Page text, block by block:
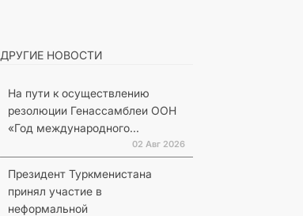
ДРУГИЕ НОВОСТИ
На пути к осуществлению
резолюции Генассамблеи ООН
«Год международного...
02 Авг 2026
Президент Туркменистана
принял участие в
неформальной